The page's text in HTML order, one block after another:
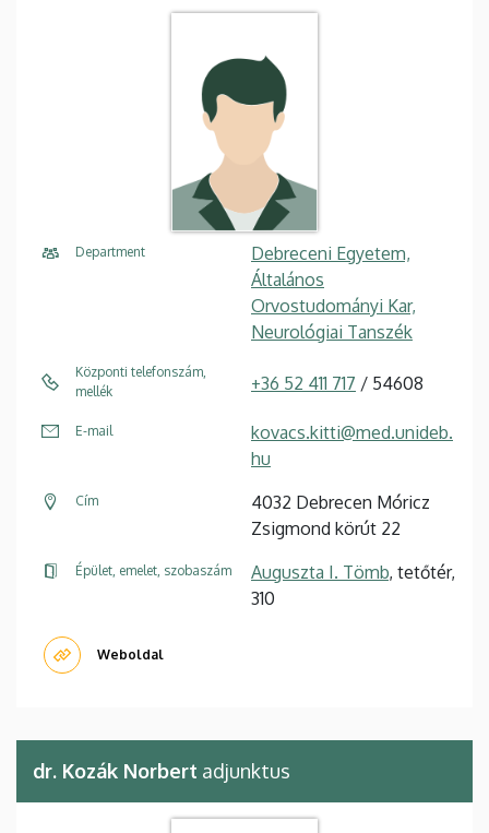
Department
Debreceni Egyetem,
Általános
Orvostudományi Kar,
Neurológiai Tanszék
Központi telefonszám,
mellék
+36 52 411 717 / 54608
E-mail
kovacs.kitti@med.unideb.
hu
Cím
4032 Debrecen Móricz
Zsigmond körút 22
Épület, emelet, szobaszám Auguszta I. Tömb, tetőtér,
310
Weboldal
dr. Kozák Norbert adjunktus